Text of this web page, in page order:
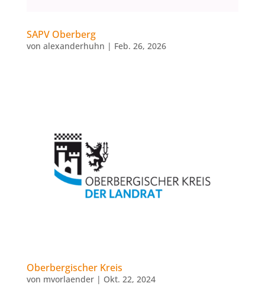
SAPV Oberberg
von alexanderhuhn | Feb. 26, 2026
Oberbergischer Kreis
von mvorlaender| Okt. 22, 2024